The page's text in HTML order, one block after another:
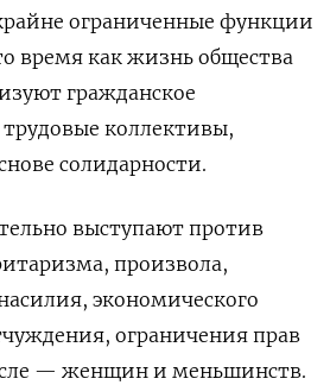
ограниченные функции
время как жизнь общества
гражданское
коллективы,
солидарности.
выступают против
произвола,
экономического
ограничения прав
— женщин и меньшинств.